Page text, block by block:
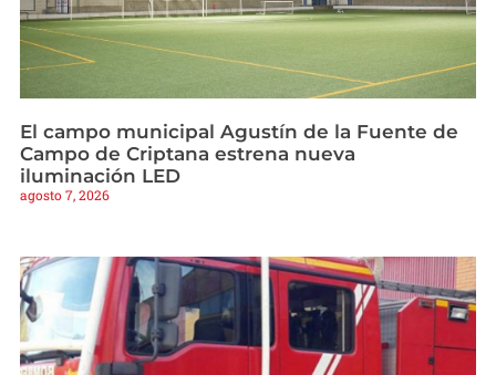
El campo municipal Agustín de la Fuente de
Campo de Criptana estrena nueva
iluminación LED
agosto 7, 2026